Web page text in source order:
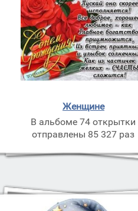
Женщине
В альбоме 74 открытки
отправлены 85 327 раз